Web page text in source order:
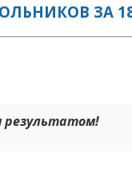
ЗА
результатом!